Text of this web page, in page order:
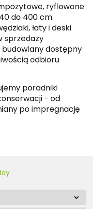
ryflowane
do 400 cm.
łaty i deski
sprzedaży
budowlany dostępny
odbioru
poradniki
- od
po impregnację